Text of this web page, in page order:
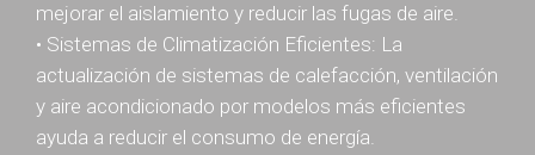
mejorar el aislamiento y reducir las fugas de aire.
• Sistemas de Climatización Eficientes: La
actualización de sistemas de calefacción, ventilación
y aire acondicionado por modelos más eficientes
ayuda a reducir el consumo de energía.